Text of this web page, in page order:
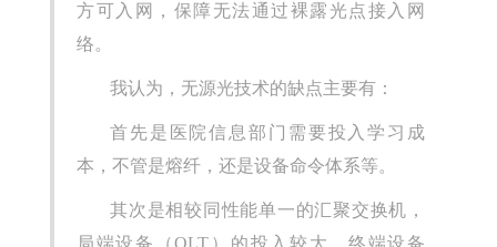
方可入网，保障无法通过裸露光点接入网
络。
我认为，无源光技术的缺点主要有：
首先是医院信息部门需要投入学习成
本，不管是熔纤，还是设备命令体系等。
其次是相较同性能单一的汇聚交换机，